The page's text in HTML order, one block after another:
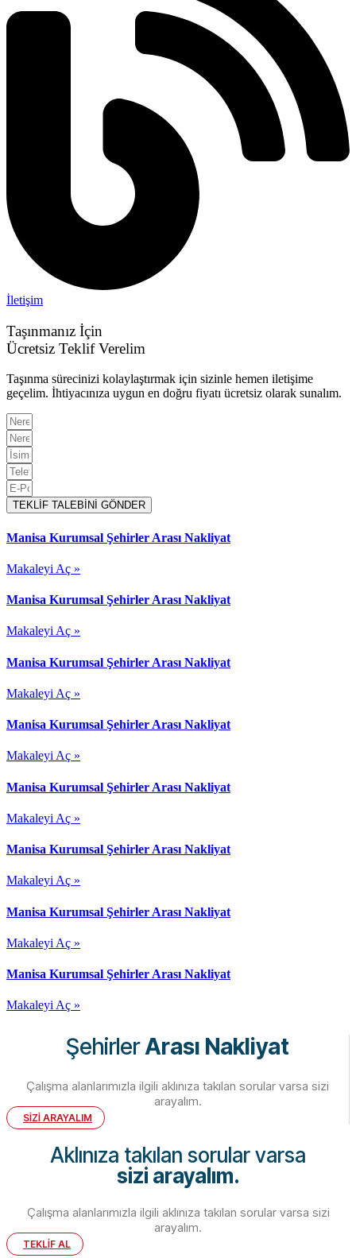
İletişim
Taşınmanız İçin
Ücretsiz Teklif Verelim
Taşınma sürecinizi kolaylaştırmak için sizinle hemen iletişime
geçelim. İhtiyacınıza uygun en doğru fiyatı ücretsiz olarak sunalım.
TEKLİF TALEBİNİ GÖNDER
Manisa Kurumsal Şehirler Arası Nakliyat
Makaleyi Aç »
Manisa Kurumsal Şehirler Arası Nakliyat
Makaleyi Aç »
Manisa Kurumsal Şehirler Arası Nakliyat
Makaleyi Aç »
Manisa Kurumsal Şehirler Arası Nakliyat
Makaleyi Aç »
Manisa Kurumsal Şehirler Arası Nakliyat
Makaleyi Aç »
Manisa Kurumsal Şehirler Arası Nakliyat
Makaleyi Aç »
Manisa Kurumsal Şehirler Arası Nakliyat
Makaleyi Aç »
Manisa Kurumsal Şehirler Arası Nakliyat
Makaleyi Aç »
ŞehirlerArası Nakliyat
Çalışma alanlarımızla ilgili aklınıza takılan sorular varsa sizi
arayalım.
SİZİ ARAYALIM
Aklınıza takılan sorular varsa
sizi arayalım.
Çalışma alanlarımızla ilgili aklınıza takılan sorular varsa sizi
arayalım.
TEKLİF AL